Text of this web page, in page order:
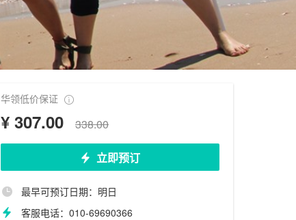
华领低价保证
¥ 307.00 338.00
立即预订
最早可预订日期：明日
客服电话：010-69690366